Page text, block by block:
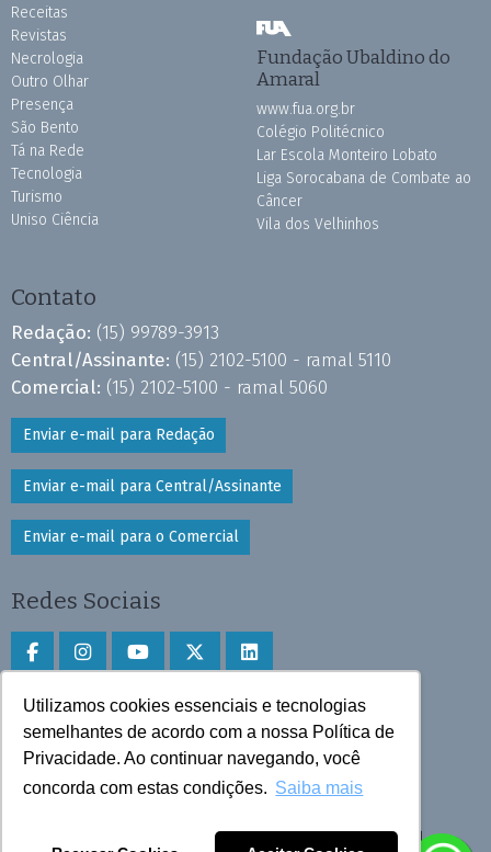
Utilizamos cookies essenciais e tecnologias
semelhantes de acordo com a nossa Política de
Privacidade. Ao continuar navegando, você
concorda com estas condições. Saiba mais
Receitas
Revistas
Necrologia
Outro Olhar
Presença
São Bento
Tá na Rede
Tecnologia
Turismo
Uniso Ciência
Fundação Ubaldino do
Amaral
www.fua.org.br
Colégio Politécnico
Lar Escola Monteiro Lobato
Liga Sorocabana de Combate ao
Câncer
Vila dos Velhinhos
Contato
Redação: (15) 99789-3913
Central/Assinante: (15) 2102-5100 - ramal 5110
Comercial: (15) 2102-5100 - ramal 5060
Enviar e-mail para Redação
Enviar e-mail para Central/Assinante
Enviar e-mail para o Comercial
Redes Sociais
Faça download do aplicativo
Play Store e App Store
Todos os direitos reservados © 2025 Cruzeiro do Sul